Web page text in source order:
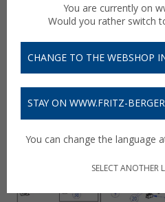
You are currently on
Would you rather switch
CHANGE TO THE WEBSHOP
STAY ON WWW.FRITZ-
You can change the language
SELECT ANOTHER